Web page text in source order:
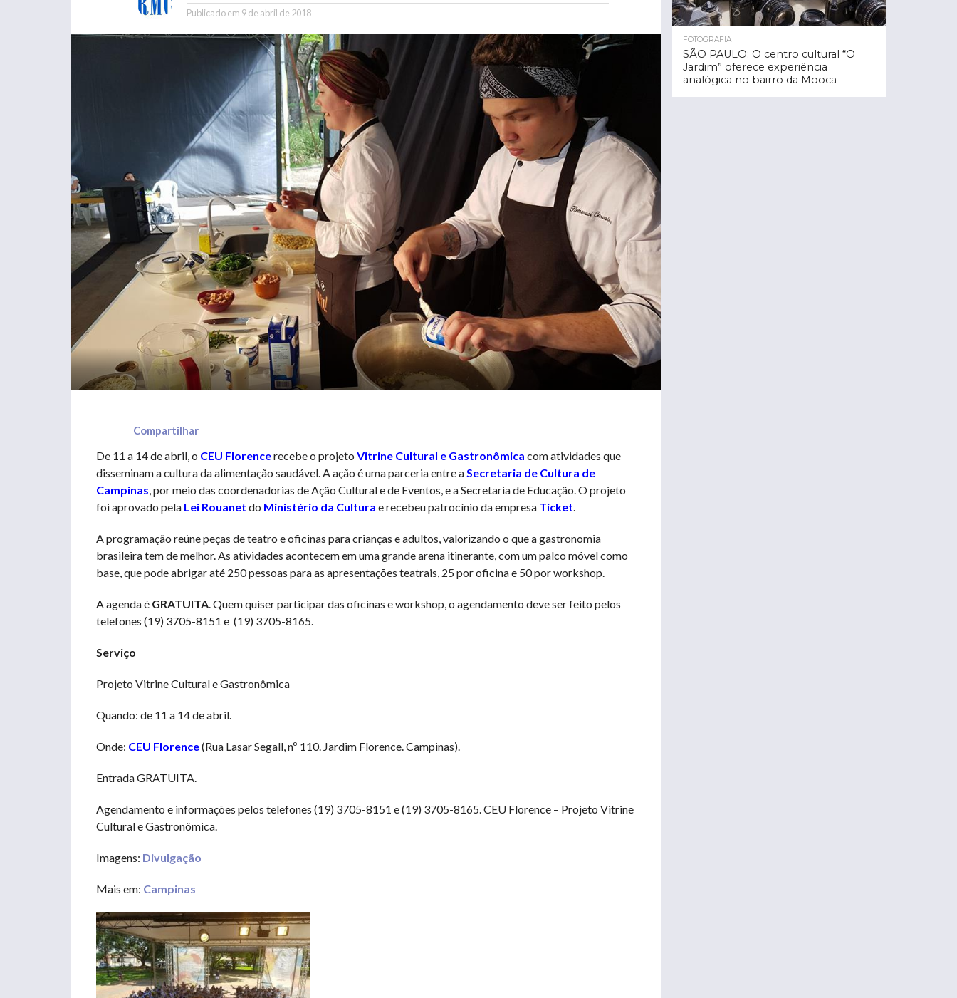
Publicado em 9 de abril de 2018
Compartilhar
De 11 a 14 de abril, o CEU Florencerecebe o projeto Vitrine Cultural e Gastronômica com atividades que
disseminam a cultura da alimentação saudável. A ação é uma parceria entre aSecretaria de Cultura de
Campinas, por meio das coordenadorias de Ação Cultural e de Eventos, e a Secretaria de Educação. O projeto
foi aprovado pela Lei Rouanet do Ministério da Cultura e recebeu patrocínio da empresa Ticket.
A programação reúne peças de teatro e oficinas para crianças e adultos, valorizando o que a gastronomia
brasileira tem de melhor. As atividades acontecem em uma grande arena itinerante, com um palco móvel como
base, que pode abrigar até 250 pessoas para as apresentações teatrais, 25 por oficina e 50 por workshop.
A agenda é GRATUITA. Quem quiser participar das oficinas e workshop, o agendamento deve ser feito pelos
telefones (19) 3705-8151 e (19) 3705-8165.
Serviço
Projeto Vitrine Cultural e Gastronômica
Quando: de 11 a 14 de abril.
Onde: CEU Florence(Rua Lasar Segall, nº 110. Jardim Florence. Campinas).
Entrada GRATUITA.
Agendamento e informações pelos telefones (19) 3705-8151 e (19) 3705-8165. CEU Florence – Projeto Vitrine
Cultural e Gastronômica.
Imagens: Divulgação
Mais em: Campinas
FOTOGRAFIA
SÃO PAULO: O centro cultural “O
Jardim” oferece experiência
analógica no bairro da Mooca